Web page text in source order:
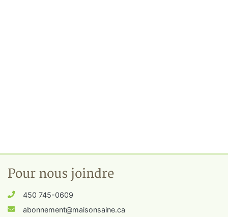
Pour nous joindre
450 745-0609
abonnement@maisonsaine.ca